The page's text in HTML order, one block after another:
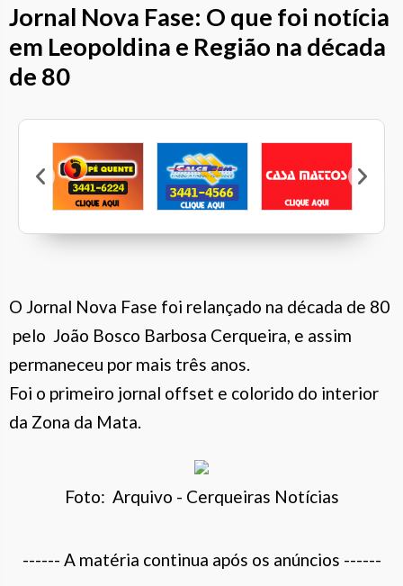
Jornal Nova Fase: O que foi notícia
em Leopoldina e Região na década
de 80
O Jornal Nova Fase foi relançado na década de 80
pelo João Bosco Barbosa Cerqueira, e assim
permaneceu por mais três anos.
Foi o primeiro jornal offset e colorido do interior
da Zona da Mata.
Foto: Arquivo - Cerqueiras Notícias
------ A matéria continua após os anúncios ------